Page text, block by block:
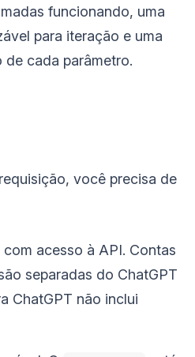
funcionando, uma
para iteração e uma
cada parâmetro.
você precisa de
acesso à API. Contas
separadas do ChatGPT
ChatGPT não inclui